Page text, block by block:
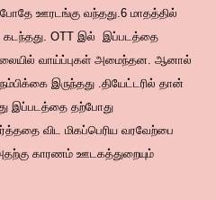
போதே ஊரடங்கு வந்தது.6 மாதத்தில்
கடந்தது. OTT இல் இப்படத்தை
வாய்ப்புகள் அமைந்தன. ஆனால்
இருந்தது .தியேட்டரில் தான்
இப்படத்தை தற்போது
விட மிகப்பெரிய வரவேற்பை
காரணம் ஊடகத்துறையும்